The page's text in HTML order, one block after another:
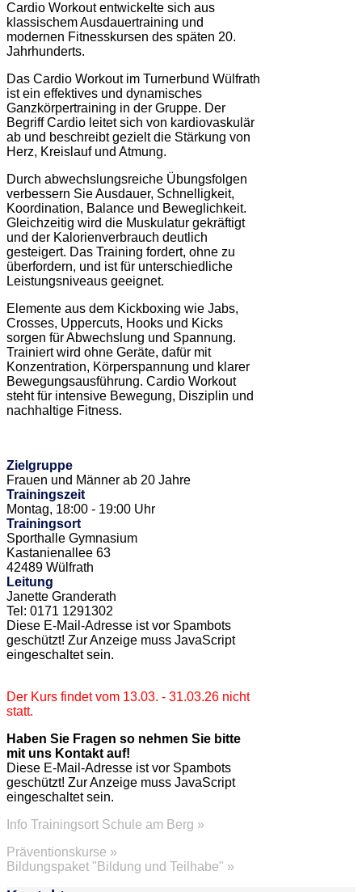
Cardio Workout entwickelte sich aus
klassischem Ausdauertraining und
modernen Fitnesskursen des späten 20.
Jahrhunderts.
Das Cardio Workout im Turnerbund Wülfrath
ist ein effektives und dynamisches
Ganzkörpertraining in der Gruppe. Der
Begriff Cardio leitet sich von kardiovaskulär
ab und beschreibt gezielt die Stärkung von
Herz, Kreislauf und Atmung.
Durch abwechslungsreiche Übungsfolgen
verbessern Sie Ausdauer, Schnelligkeit,
Koordination, Balance und Beweglichkeit.
Gleichzeitig wird die Muskulatur gekräftigt
und der Kalorienverbrauch deutlich
gesteigert. Das Training fordert, ohne zu
überfordern, und ist für unterschiedliche
Leistungsniveaus geeignet.
Elemente aus dem Kickboxing wie Jabs,
Crosses, Uppercuts, Hooks und Kicks
sorgen für Abwechslung und Spannung.
Trainiert wird ohne Geräte, dafür mit
Konzentration, Körperspannung und klarer
Bewegungsausführung. Cardio Workout
steht für intensive Bewegung, Disziplin und
nachhaltige Fitness.
Zielgruppe
Frauen und Männer ab 20 Jahre
Trainingszeit
Montag, 18:00 - 19:00 Uhr
Trainingsort
Sporthalle Gymnasium
Kastanienallee 63
42489 Wülfrath
Leitung
Janette Granderath
Tel: 0171 1291302
Diese E-Mail-Adresse ist vor Spambots
geschützt! Zur Anzeige muss JavaScript
eingeschaltet sein.
Der Kurs findet vom 13.03. - 31.03.26 nicht
statt.
Haben Sie Fragen so nehmen Sie bitte
mit uns Kontakt auf!
Diese E-Mail-Adresse ist vor Spambots
geschützt! Zur Anzeige muss JavaScript
eingeschaltet sein.
Info Trainingsort Schule am Berg »
Präventionskurse »
Bildungspaket "Bildung und Teilhabe" »